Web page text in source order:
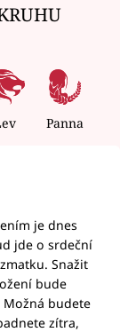
Panna
je dnes
jde o srdeční
Snažit
bude
budete
zítra,